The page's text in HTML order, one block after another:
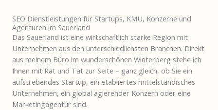
SEO Dienstleistungen für Startups, KMU, Konzerne und
Agenturen im Sauerland
Das Sauerland ist eine wirtschaftlich starke Region mit
Unternehmen aus den unterschiedlichsten Branchen. Direkt
aus meinem Büro im wunderschönen Winterberg stehe ich
Ihnen mit Rat und Tat zur Seite – ganz gleich, ob Sie ein
aufstrebendes Startup, ein etabliertes mittelständisches
Unternehmen, ein global agierender Konzern oder eine
Marketingagentur sind.